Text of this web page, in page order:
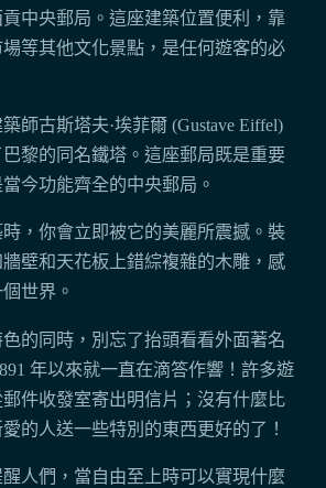
中央郵局。這座建築位置便利，靠
等其他文化景點，是任何遊客的必
師古斯塔夫·埃菲爾 (Gustave Eiffel)
黎的同名鐵塔。這座郵局既是重要
今功能齊全的中央郵局。
，你會立即被它的美麗所震撼。裝
壁和天花板上錯綜複雜的木雕，感
世界。
的同時，別忘了抬頭看看外面著名
年以來就一直在滴答作響！許多遊
件收發室寄出明信片；沒有什麼比
的人送一些特別的東西更好的了！
人們，當自由至上時可以實現什麼